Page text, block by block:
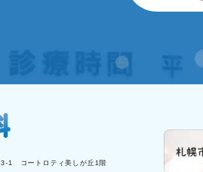
1 コートロティ美しが丘1階